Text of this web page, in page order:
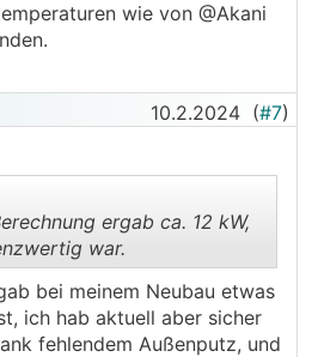
wie von @Akani
10.2.2024 (#7)
.
ergab ca. 12 kW,
war.
bei meinem Neubau etwas
ich hab aktuell aber sicher
fehlendem Außenputz, und